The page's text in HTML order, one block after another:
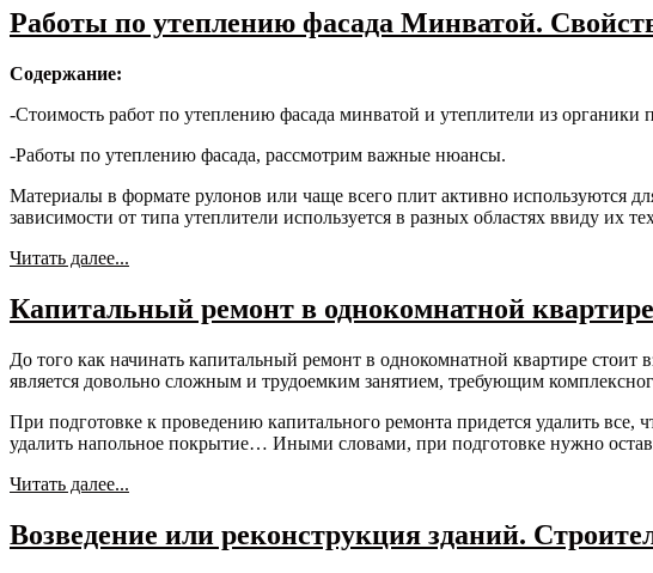
Работы по утеплению фасада Минватой.
Содержание:
-Стоимость работ по утеплению фасада минватой и утеплители из органики
-Работы по утеплению фасада, рассмотрим важные нюансы.
Материалы в формате рулонов или чаще всего плит активно используются
зависимости от типа утеплители используется в разных областях ввиду их
Читать далее...
Капитальный ремонт в однокомнатной квартире
До того как начинать капитальный ремонт в однокомнатной квартире стоит
является довольно сложным и трудоемким занятием, требующим
При подготовке к проведению капитального ремонта придется удалить
удалить напольное покрытие… Иными словами, при подготовке нужно
Читать далее...
Возведение или реконструкция зданий.